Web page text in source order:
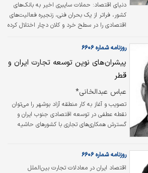
دنیای اقتصاد: حملات سایبری اخیر به بانک‌های
کشور، فراتر از یک بحران فنی، زنجیره فعالیت‌های
اقتصادی را در سطح خرد و کلان دچار اختلال کرده
نگهداری پول نیستند، بلکه شبکه‌ای هستند که
و خریدهای روزمره خانوارها از مسیر آن عبور
می‌کند؛ به همین دلیل اختلال در این شبکه
در بازار بدل می‌شود. سیدعلی مدنی‌زاده با صدور
دستور ویژه برای تسریع بازگشت خدمات پایدار
بانکی و محمدرضا عارف، معاون اول…
روزنامه شماره ۶۶۰۶
پیشران‌های نوین توسعه تجارت ایران و
قطر
عباس عبدالخانی*
تصویب و آغاز به کار منطقه آزاد بوشهر را می‌توان
نقطه عطفی در توسعه اقتصادی جنوب ایران و
گسترش همکاری‌های تجاری با کشورهای حاشیه
مستقیم به آب‌های بین‌المللی، نزدیکی به بازارهای
شورای همکاری خلیج فارس و ظرفیت‌های بندری
اقتصاد ایران در معادلات تجارت بین‌الملل
روزنامه شماره ۶۶۰۶